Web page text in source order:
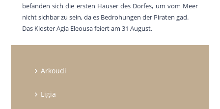
befanden sich die ersten Hauser des Dorfes, um vom Meer
nicht sichbar zu sein, da es Bedrohungen der Piraten gad.
Das Kloster Agia Eleousa feiert am 31 August.
Arkoudi
Ligia